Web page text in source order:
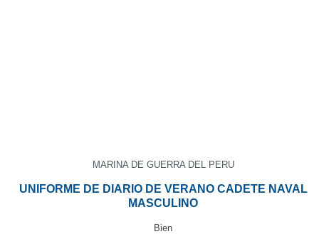
MARINA DE GUERRA DEL PERU
UNIFORME DE DIARIO DE VERANO CADETE NAVAL
MASCULINO
Bien